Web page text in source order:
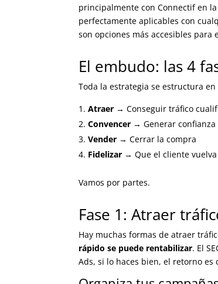
principalmente con Connectif en
perfectamente aplicables con
son opciones más accesibles para
El embudo: las 4
Toda la estrategia se estructura en
Atraer → Conseguir tráfico
Convencer → Generar confianza
Vender → Cerrar la compra
Fidelizar → Que el cliente vuelva
Vamos por partes.
Fase 1: Atraer
Hay muchas formas de atraer
rápido se puede rentabilizar. El
Ads, si lo haces bien, el retorno es